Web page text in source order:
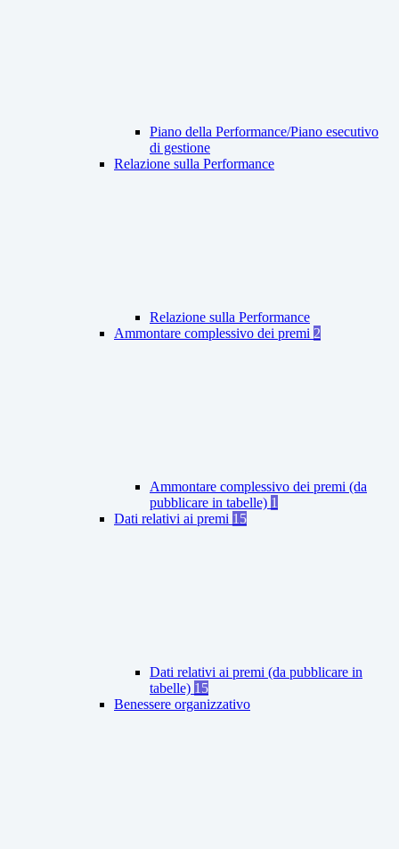
Piano della Performance/Piano esecutivo
di gestione
Relazione sulla Performance
Relazione sulla Performance
Ammontare complessivo dei premi 2
Ammontare complessivo dei premi (da
pubblicare in tabelle) 1
Dati relativi ai premi 15
Dati relativi ai premi (da pubblicare in
tabelle) 15
Benessere organizzativo